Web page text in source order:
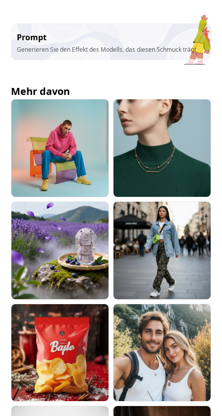
Prompt
Generieren Sie den Effekt des Modells, das diesen Schmuck trägt
Mehr davon